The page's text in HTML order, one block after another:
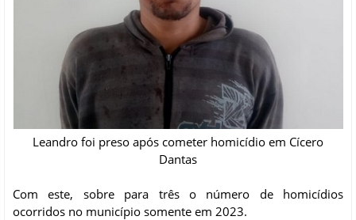
Leandro foi preso após cometer homicídio em Cícero
Dantas
Com este, sobre para três o número de homicídios
ocorridos no município somente em 2023.